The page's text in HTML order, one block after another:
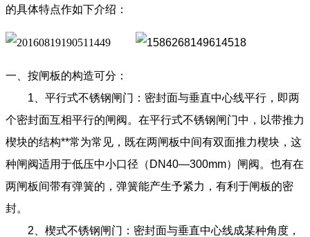
的具体特点作如下介绍：
一、按闸板的构造可分：
1、平行式不锈钢闸门：密封面与垂直中心线平行，即两
个密封面互相平行的闸阀。在平行式不锈钢闸门中，以带推力
楔块的结构**常为常见，既在两闸板中间有双面推力楔块，这
种闸阀适用于低压中小口径（DN40—300mm）闸阀。也有在
两闸板间带有弹簧的，弹簧能产生予紧力，有利于闸板的密
封。
2、楔式不锈钢闸门：密封面与垂直中心线成某种角度，